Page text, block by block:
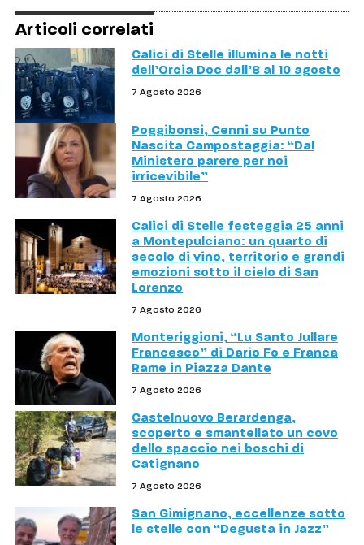
Articoli correlati
Calici di Stelle illumina le notti
dell’Orcia Doc dall’8 al 10 agosto
7 Agosto 2026
Poggibonsi, Cenni su Punto
Nascita Campostaggia: “Dal
Ministero parere per noi
irricevibile”
7 Agosto 2026
Calici di Stelle festeggia 25 anni
a Montepulciano: un quarto di
secolo di vino, territorio e grandi
emozioni sotto il cielo di San
Lorenzo
7 Agosto 2026
Monteriggioni, “Lu Santo Jullare
Francesco” di Dario Fo e Franca
Rame in Piazza Dante
7 Agosto 2026
Castelnuovo Berardenga,
scoperto e smantellato un covo
dello spaccio nei boschi di
Catignano
7 Agosto 2026
San Gimignano, eccellenze sotto
le stelle con “Degusta in Jazz”